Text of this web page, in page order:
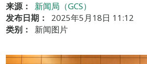
来源：
新闻局（GCS）
发布日期：
2025年5月18日 11:12
类别：
新闻图片